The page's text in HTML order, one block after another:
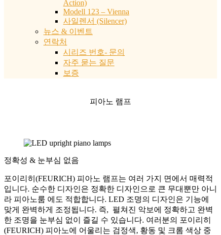
Action)
Modell 123 – Vienna
사일렌서 (Silencer)
뉴스 & 이벤트
연락처
시리즈 번호- 문의
자주 묻는 질문
보증
피아노 램프
정확성 & 눈부심 없음
포이리히(FEURICH) 피아노 램프는 여러 가지 면에서 매력적
입니다. 순수한 디자인은 정확한 디자인으로 큰 무대뿐만 아니
라 피아노룸 에도 적합합니다. LED 조명의 디자인은 기능에
맞게 완벽하게 조정됩니다. 즉, 펼쳐진 악보에 정확하고 완벽
한 조명을 눈부심 없이 즐길 수 있습니다. 여러분의 포이리히
(FEURICH) 피아노에 어울리는 검정색, 황동 및 크롬 색상 중